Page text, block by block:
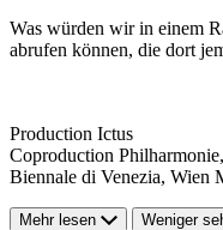
Was würden wir in einem
abrufen können, die dort
Production Ictus
Coproduction
Biennale di Venezia, Wien
Mehr lesen Weniger